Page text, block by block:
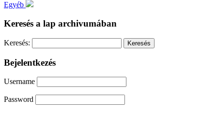
Egyéb
Keresés a lap archivumában
Keresés:
Bejelentkezés
Username
Password